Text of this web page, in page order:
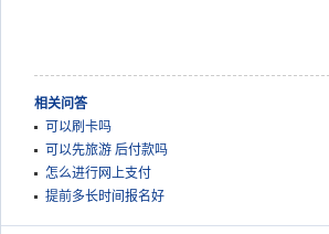
相关问答
可以刷卡吗
可以先旅游 后付款吗
怎么进行网上支付
提前多长时间报名好